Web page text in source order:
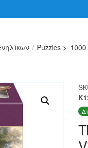
x
/ Puzzles